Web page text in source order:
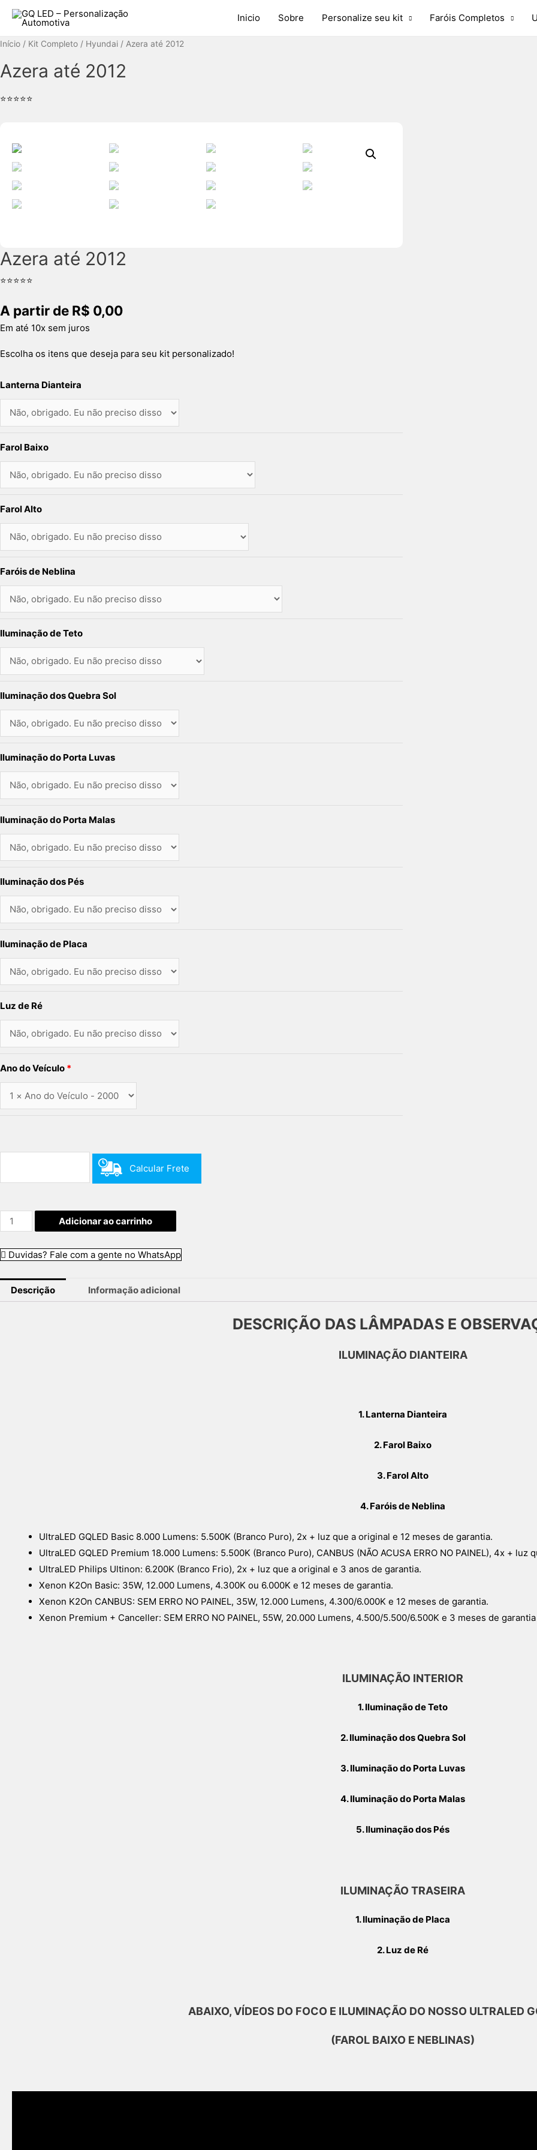
o
Inicio Sobre Personalize seu kit Faróis Completos
Início / Kit Completo / Hyundai / Azera até 2012
Azera até 2012
⭐⭐⭐⭐⭐
Azera até 2012
⭐⭐⭐⭐⭐
A partir de R$ 0,00
Em até 10x sem juros
Escolha os itens que deseja para seu kit personalizado!
Lanterna Dianteira
Farol Baixo
Farol Alto
Faróis de Neblina
Iluminação de Teto
Iluminação dos Quebra Sol
Iluminação do Porta Luvas
Iluminação do Porta Malas
Iluminação dos Pés
Iluminação de Placa
Luz de Ré
Ano do Veículo
Calcular Frete
Azera
até
2012
Adicionar ao carrinho
Duvidas? Fale com a gente no WhatsApp
Descrição Informação adicional
DESCRIÇÃO DAS LÂMPADAS E
ILUMINAÇÃO DIANTEIRA
1. Lanterna Dianteira
2. Farol Baixo
3. Farol Alto
4. Faróis de Neblina
UltraLED GQLED Basic 8.000 Lumens: 5.500K (Branco Puro), 2x + luz que a original e 12 meses de garantia.
UltraLED GQLED Premium 18.000 Lumens: 5.500K (Branco Puro), CANBUS (NÃO ACUSA ERRO NO PAINEL), 4x +
UltraLED Philips Ultinon: 6.200K (Branco Frio), 2x + luz que a original e 3 anos de garantia.
Xenon K2On Basic: 35W, 12.000 Lumens, 4.300K ou 6.000K e 12 meses de garantia.
Xenon K2On CANBUS: SEM ERRO NO PAINEL, 35W, 12.000 Lumens, 4.300/6.000K e 12 meses de garantia.
Xenon Premium + Canceller: SEM ERRO NO PAINEL, 55W, 20.000 Lumens, 4.500/5.500/6.500K e 3 meses de garantia
ILUMINAÇÃO INTERIOR
1. Iluminação de Teto
2. Iluminação dos Quebra Sol
3. Iluminação do Porta Luvas
4. Iluminação do Porta Malas
5. Iluminação dos Pés
ILUMINAÇÃO TRASEIRA
1. Iluminação de Placa
2. Luz de Ré
ABAIXO, VÍDEOS DO FOCO E ILUMINAÇÃO DO NOSSO ULTRALED
(FAROL BAIXO E NEBLINAS)